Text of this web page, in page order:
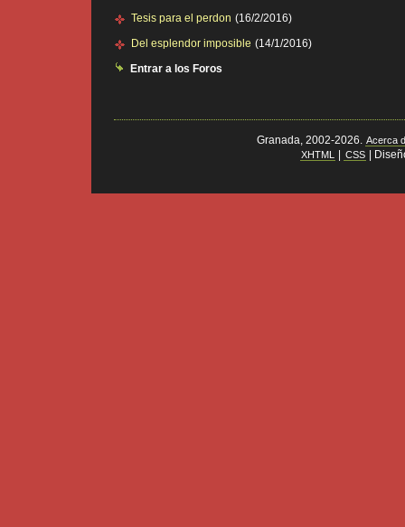
Tesis para el perdon (16/2/2016)
Del esplendor imposible (14/1/2016)
Entrar a los Foros
Granada, 2002-2026. Acerca
XHTML
CSS |